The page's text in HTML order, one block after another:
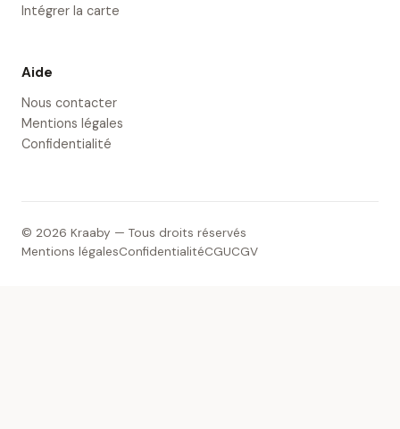
Intégrer la carte
Aide
Nous contacter
Mentions légales
Confidentialité
© 2026 Kraaby — Tous droits réservés
Mentions légalesConfidentialitéCGUCGV